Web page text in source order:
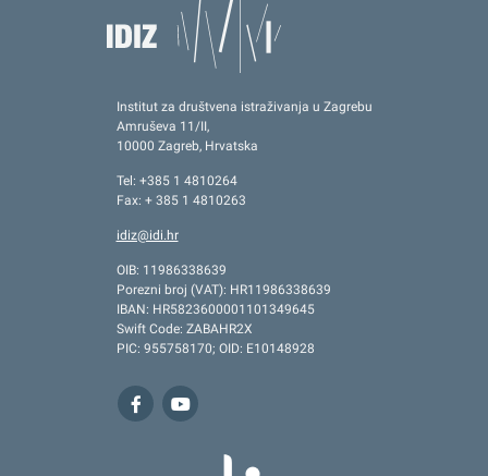
Institut za društvena istraživanja u Zagrebu
Amruševa 11/II,
10000 Zagreb, Hrvatska
Tel: +385 1 4810264
Fax: + 385 1 4810263
idiz@idi.hr
OIB: 11986338639
Porezni broj (VAT): HR11986338639
IBAN: HR5823600001101349645
Swift Code: ZABAHR2X
PIC: 955758170; OID: E10148928